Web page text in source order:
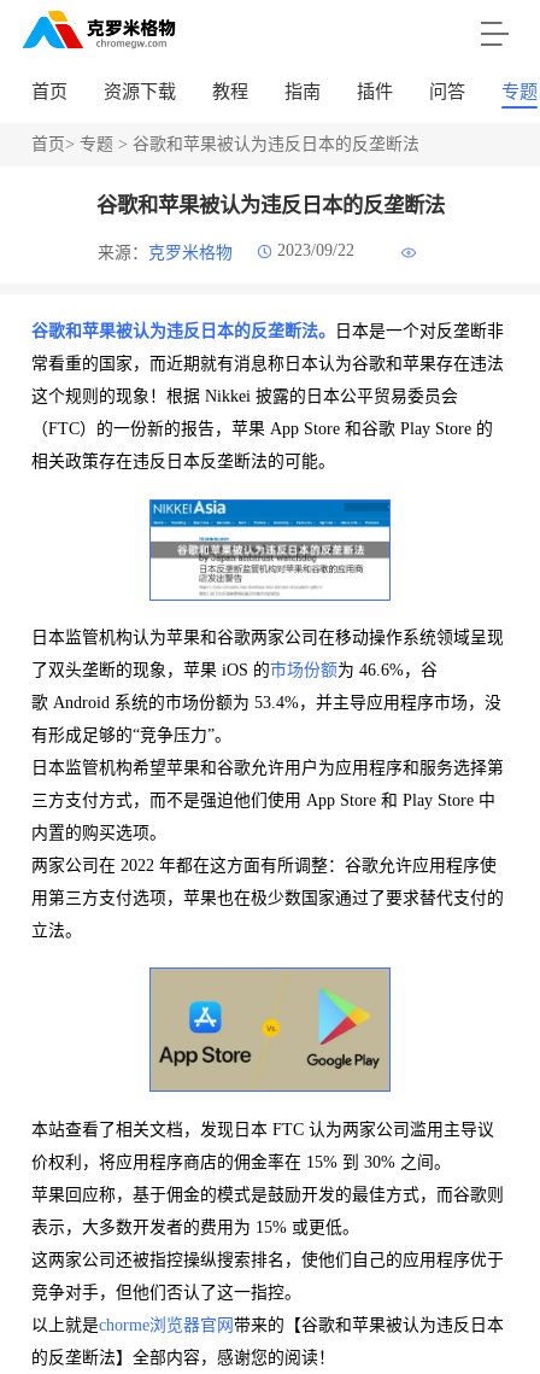
首页 资源下载 教程 指南 插件 问答 专题
首页> 专题> 谷歌和苹果被认为违反日本的反垄断法
谷歌和苹果被认为违反日本的反垄断法
来源： 克罗米格物 2023/09/22
谷歌和苹果被认为违反日本的反垄断法。
日本是一个对反垄断非
常看重的国家，而近期就有消息称日本认为谷歌和苹果存在违法
这个规则的现象！根据 Nikkei 披露的日本公平贸易委员会
（FTC）的一份新的报告，苹果 App Store 和谷歌 Play Store 的
相关政策存在违反日本反垄断法的可能。
日本监管机构认为苹果和谷歌两家公司在移动操作系统领域呈现
了双头垄断的现象，苹果 iOS 的市场份额为 46.6%，谷
歌 Android 系统的市场份额为 53.4%，并主导应用程序市场，没
有形成足够的“竞争压力”。
日本监管机构希望苹果和谷歌允许用户为应用程序和服务选择第
三方支付方式，而不是强迫他们使用 App Store 和 Play Store 中
内置的购买选项。
两家公司在 2022 年都在这方面有所调整：谷歌允许应用程序使
用第三方支付选项，苹果也在极少数国家通过了要求替代支付的
立法。
本站查看了相关文档，发现日本 FTC 认为两家公司滥用主导议
价权利，将应用程序商店的佣金率在 15% 到 30% 之间。
苹果回应称，基于佣金的模式是鼓励开发的最佳方式，而谷歌则
表示，大多数开发者的费用为 15% 或更低。
这两家公司还被指控操纵搜索排名，使他们自己的应用程序优于
竞争对手，但他们否认了这一指控。
以上就是chorme浏览器官网带来的【谷歌和苹果被认为违反日本
的反垄断法】全部内容，感谢您的阅读！